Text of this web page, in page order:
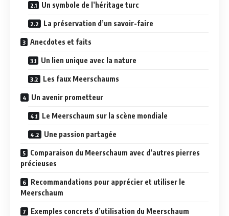
Un symbole de l’héritage turc
La préservation d’un savoir-faire
Anecdotes et faits
Un lien unique avec la nature
Les faux Meerschaums
Un avenir prometteur
Le Meerschaum sur la scène mondiale
Une passion partagée
Comparaison du Meerschaum avec d’autres pierres
précieuses
Recommandations pour apprécier et utiliser le
Meerschaum
Exemples concrets d’utilisation du Meerschaum